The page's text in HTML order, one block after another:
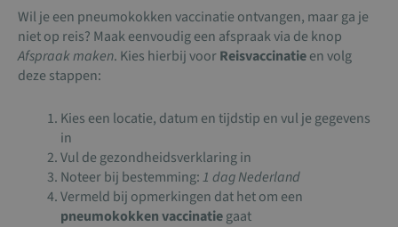
Wil je een pneumokokken vaccinatie ontvangen, maar ga je
niet op reis? Maak eenvoudig een afspraak via de knop
Afspraak maken. Kies hierbij voorReisvaccinatieen volg
deze stappen:
Kies een locatie, datum en tijdstip en vul je gegevens
in
Vul de gezondheidsverklaring in
Noteer bij bestemming:1 dag Nederland
Vermeld bij opmerkingen dat het om een
pneumokokken vaccinatiegaat